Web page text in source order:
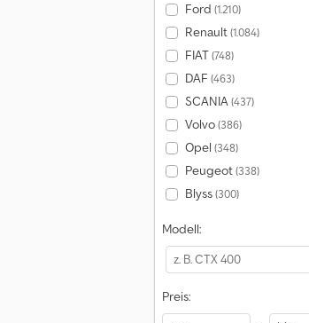
Ford (1.210)
Renault(1.084)
FIAT(748)
DAF (463)
SCANIA(437)
Volvo(386)
Opel (348)
Peugeot(338)
Blyss(300)
Modell:
Preis: